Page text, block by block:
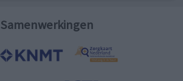
Samenwerkingen